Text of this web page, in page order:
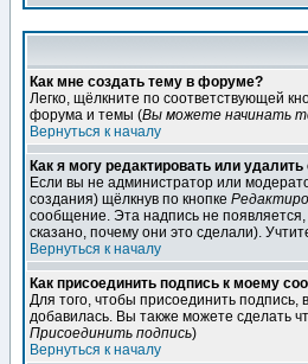
Как мне создать тему в форуме?
Легко, щёлкните по соответствующей
форума и темы (Вы можете начинать
Вернуться к началу
Как я могу редактировать или
Если вы не администратор или
создания) щёлкнув по кнопке
сообщение. Эта надпись не
сказано, почему они это сделали).
Вернуться к началу
Как присоединить подпись к моему
Для того, чтобы присоединить
добавилась. Вы также можете сделать
Присоединить подпись)
Вернуться к началу